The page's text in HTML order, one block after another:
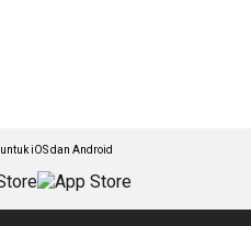
iOS dan Android